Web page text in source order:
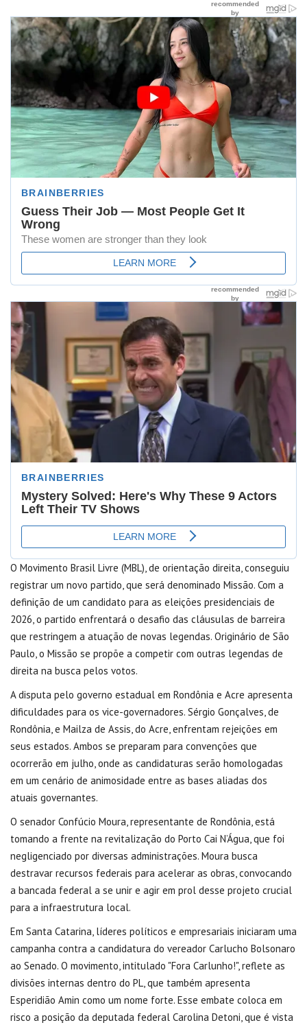
O Movimento Brasil Livre (MBL), de orientação direita, conseguiu
registrar um novo partido, que será denominado Missão. Com a
definição de um candidato para as eleições presidenciais de
2026, o partido enfrentará o desafio das cláusulas de barreira
que restringem a atuação de novas legendas. Originário de São
Paulo, o Missão se propõe a competir com outras legendas de
direita na busca pelos votos.
A disputa pelo governo estadual em Rondônia e Acre apresenta
dificuldades para os vice-governadores. Sérgio Gonçalves, de
Rondônia, e Mailza de Assis, do Acre, enfrentam rejeições em
seus estados. Ambos se preparam para convenções que
ocorrerão em julho, onde as candidaturas serão homologadas
em um cenário de animosidade entre as bases aliadas dos
atuais governantes.
O senador Confúcio Moura, representante de Rondônia, está
tomando a frente na revitalização do Porto Cai N’Água, que foi
negligenciado por diversas administrações. Moura busca
destravar recursos federais para acelerar as obras, convocando
a bancada federal a se unir e agir em prol desse projeto crucial
para a infraestrutura local.
Em Santa Catarina, líderes políticos e empresariais iniciaram uma
campanha contra a candidatura do vereador Carlucho Bolsonaro
ao Senado. O movimento, intitulado "Fora Carlunho!", reflete as
divisões internas dentro do PL, que também apresenta
Esperidião Amin como um nome forte. Esse embate coloca em
risco a posição da deputada federal Carolina Detoni, que é vista